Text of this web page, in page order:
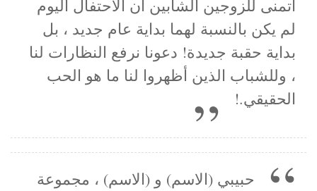
أتمنى للزوجين الشابين أن الاحتفال اليوم
لم يكن بالنسبة لهما بداية عام جديد ، بل
بداية حقبة جديدة! دعونا نرفع النظارات لنا
، وللشباب الذين أظهروا لنا ما هو الحب
الحقيقي.!
حبيبي (الاسم) و (الاسم) ، مجموعة